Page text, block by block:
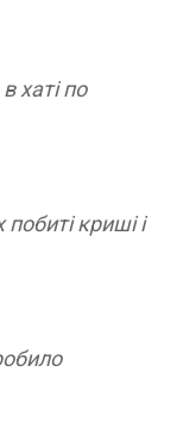
хаті по
криші і